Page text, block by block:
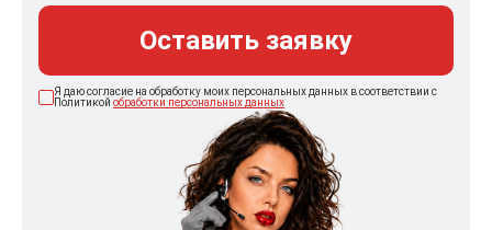
Оставить заявку
Я даю согласие на обработку моих персональных данных в соответствии с
Политикой обработки персональных данных